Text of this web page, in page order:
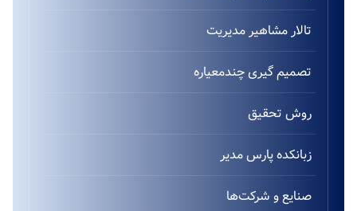
تالار مشاهیر مدیریت
تصمیم گیری چندمعیاره
روش تحقیق
زبانکده پارس مدیر
صنایع و شرکت‌ها